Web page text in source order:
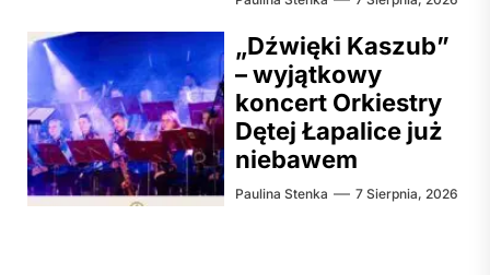
„Dźwięki Kaszub”
– wyjątkowy
koncert Orkiestry
Dętej Łapalice już
niebawem
Paulina Stenka 7 Sierpnia, 2026